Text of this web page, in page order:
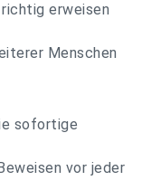
erweisen
Menschen
sofortige
vor jeder